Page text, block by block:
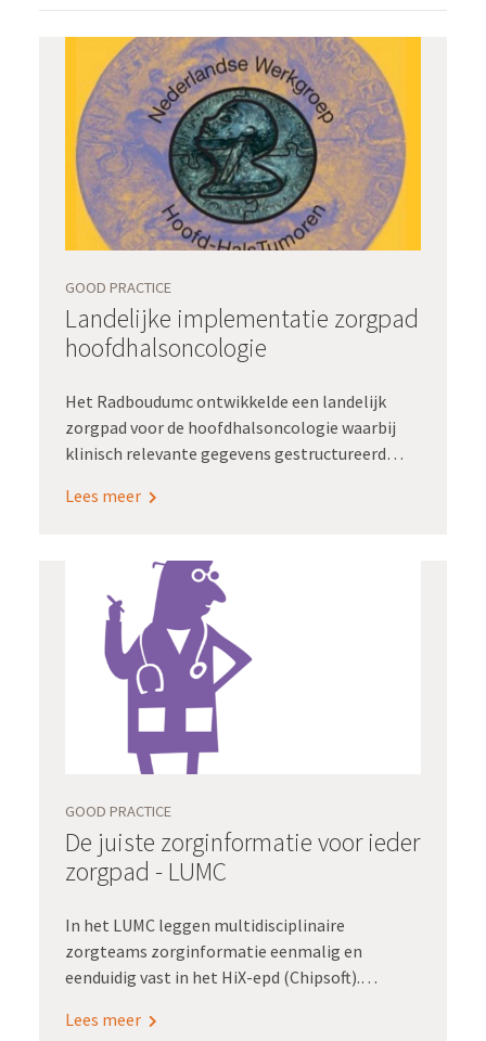
GOOD PRACTICE
Landelijke implementatie zorgpad
hoofdhalsoncologie
Het Radboudumc ontwikkelde een landelijk
zorgpad voor de hoofdhalsoncologie waarbij
klinisch relevante gegevens gestructureerd
ondersteunde de implementatie van dit
Leeuwenhoek.
Lees meer
GOOD PRACTICE
De juiste zorginformatie voor ieder
zorgpad - LUMC
In het LUMC leggen multidisciplinaire
zorgteams zorginformatie eenmalig en
eenduidig vast in het HiX-epd (Chipsoft).
waardegedreven zorg, kwaliteitsregistraties en
Lees meer